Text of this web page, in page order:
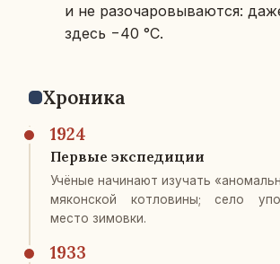
и не разо­ча­ро­вы­ва­ют­ся:
здесь −40 °C.
Хро­ни­ка
1924
Первые экс­пе­ди­ции
Учёные на­чи­на­ют изу­чать
мя­кон­ской кот­ло­ви­ны; село
место зи­мов­ки.
1933